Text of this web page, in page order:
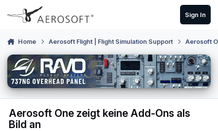
Skip to content
Sign In
Home Aerosoft Flight | Flight Simulation Support Aerosoft
Aerosoft One zeigt keine Add-Ons als
Bild an